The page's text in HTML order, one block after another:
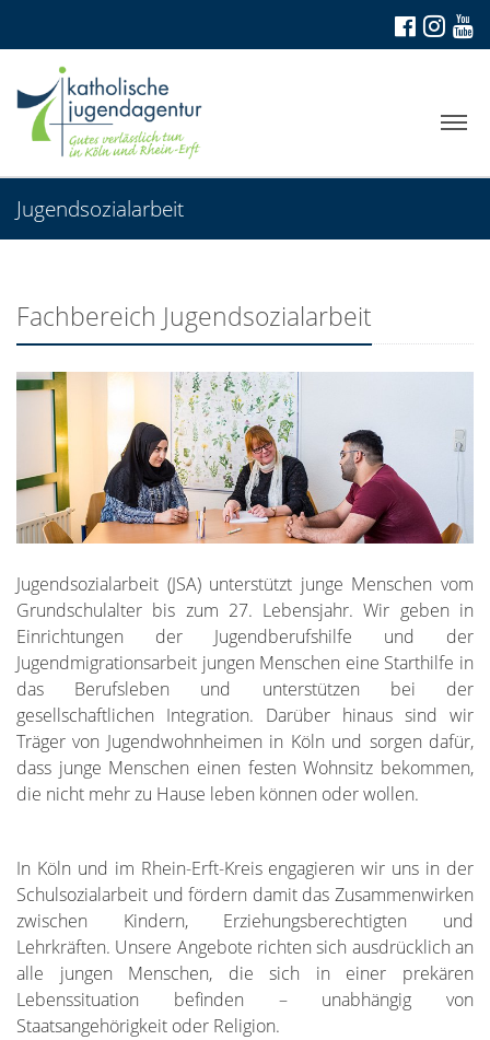
Jugendsozialarbeit
Fachbereich Jugendsozialarbeit
Jugendsozialarbeit (JSA) unterstützt junge Menschen vom
Grundschulalter bis zum 27. Lebensjahr. Wir geben in
Einrichtungen der Jugendberufshilfe und der
Jugendmigrationsarbeit jungen Menschen eine Starthilfe in
das Berufsleben und unterstützen bei der
gesellschaftlichen Integration. Darüber hinaus sind wir
Träger von Jugendwohnheimen in Köln und sorgen dafür,
dass junge Menschen einen festen Wohnsitz bekommen,
die nicht mehr zu Hause leben können oder wollen.
In Köln und im Rhein-Erft-Kreis engagieren wir uns in der
Schulsozialarbeit und fördern damit das Zusammenwirken
zwischen Kindern, Erziehungsberechtigten und
Lehrkräften. Unsere Angebote richten sich ausdrücklich an
alle jungen Menschen, die sich in einer prekären
Lebenssituation befinden – unabhängig von
Staatsangehörigkeit oder Religion.